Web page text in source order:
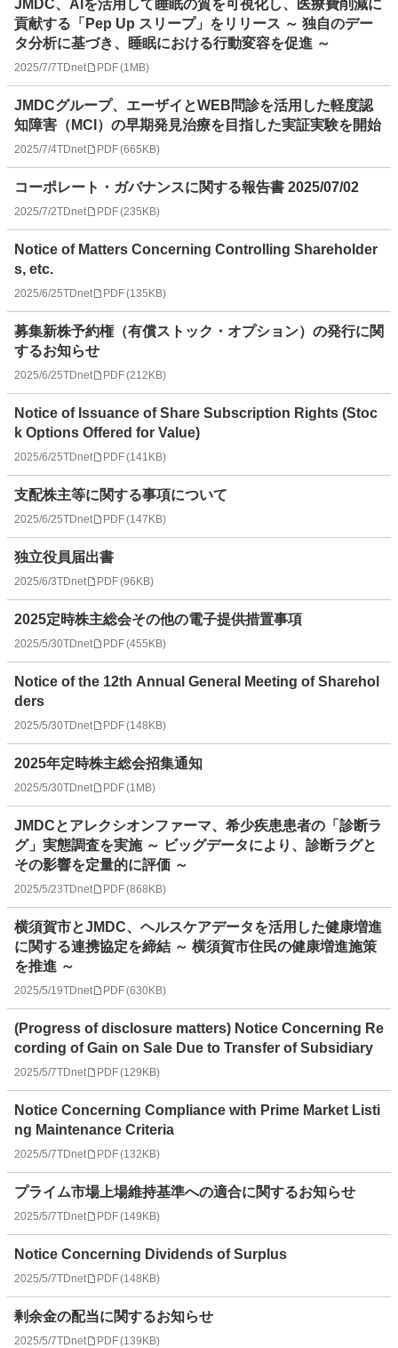
JMDC、AIを活用して睡眠の質を可視化し、医療費削減に
貢献する「Pep Up スリープ」をリリース ～ 独自のデー
タ分析に基づき、睡眠における行動変容を促進 ～
2025/7/7TDnet PDF(1MB)
JMDCグループ、エーザイとWEB問診を活用した軽度認
知障害（MCI）の早期発見治療を目指した実証実験を開始
2025/7/4TDnet PDF(665KB)
コーポレート・ガバナンスに関する報告書 2025/07/02
2025/7/2TDnet PDF(235KB)
Notice of Matters Concerning Controlling Shareholder
s, etc.
2025/6/25TDnet PDF(135KB)
募集新株予約権（有償ストック・オプション）の発行に関
するお知らせ
2025/6/25TDnet PDF(212KB)
Notice of Issuance of Share Subscription Rights (Stoc
k Options Offered for Value)
2025/6/25TDnet PDF(141KB)
支配株主等に関する事項について
2025/6/25TDnet PDF(147KB)
独立役員届出書
2025/6/3TDnet PDF(96KB)
2025定時株主総会その他の電子提供措置事項
2025/5/30TDnet PDF(455KB)
Notice of the 12th Annual General Meeting of Sharehol
ders
2025/5/30TDnet PDF(148KB)
2025年定時株主総会招集通知
2025/5/30TDnet PDF(1MB)
JMDCとアレクシオンファーマ、希少疾患患者の「診断ラ
グ」実態調査を実施 ～ ビッグデータにより、診断ラグと
その影響を定量的に評価 ～
2025/5/23TDnet PDF(868KB)
横須賀市とJMDC、ヘルスケアデータを活用した健康増進
に関する連携協定を締結 ～ 横須賀市住民の健康増進施策
を推進 ～
2025/5/19TDnet PDF(630KB)
(Progress of disclosure matters) Notice Concerning Re
cording of Gain on Sale Due to Transfer of Subsidiary
2025/5/7TDnet PDF(129KB)
Notice Concerning Compliance with Prime Market Listi
ng Maintenance Criteria
2025/5/7TDnet PDF(132KB)
プライム市場上場維持基準への適合に関するお知らせ
2025/5/7TDnet PDF(149KB)
Notice Concerning Dividends of Surplus
2025/5/7TDnet PDF(148KB)
剰余金の配当に関するお知らせ
2025/5/7TDnet PDF(139KB)